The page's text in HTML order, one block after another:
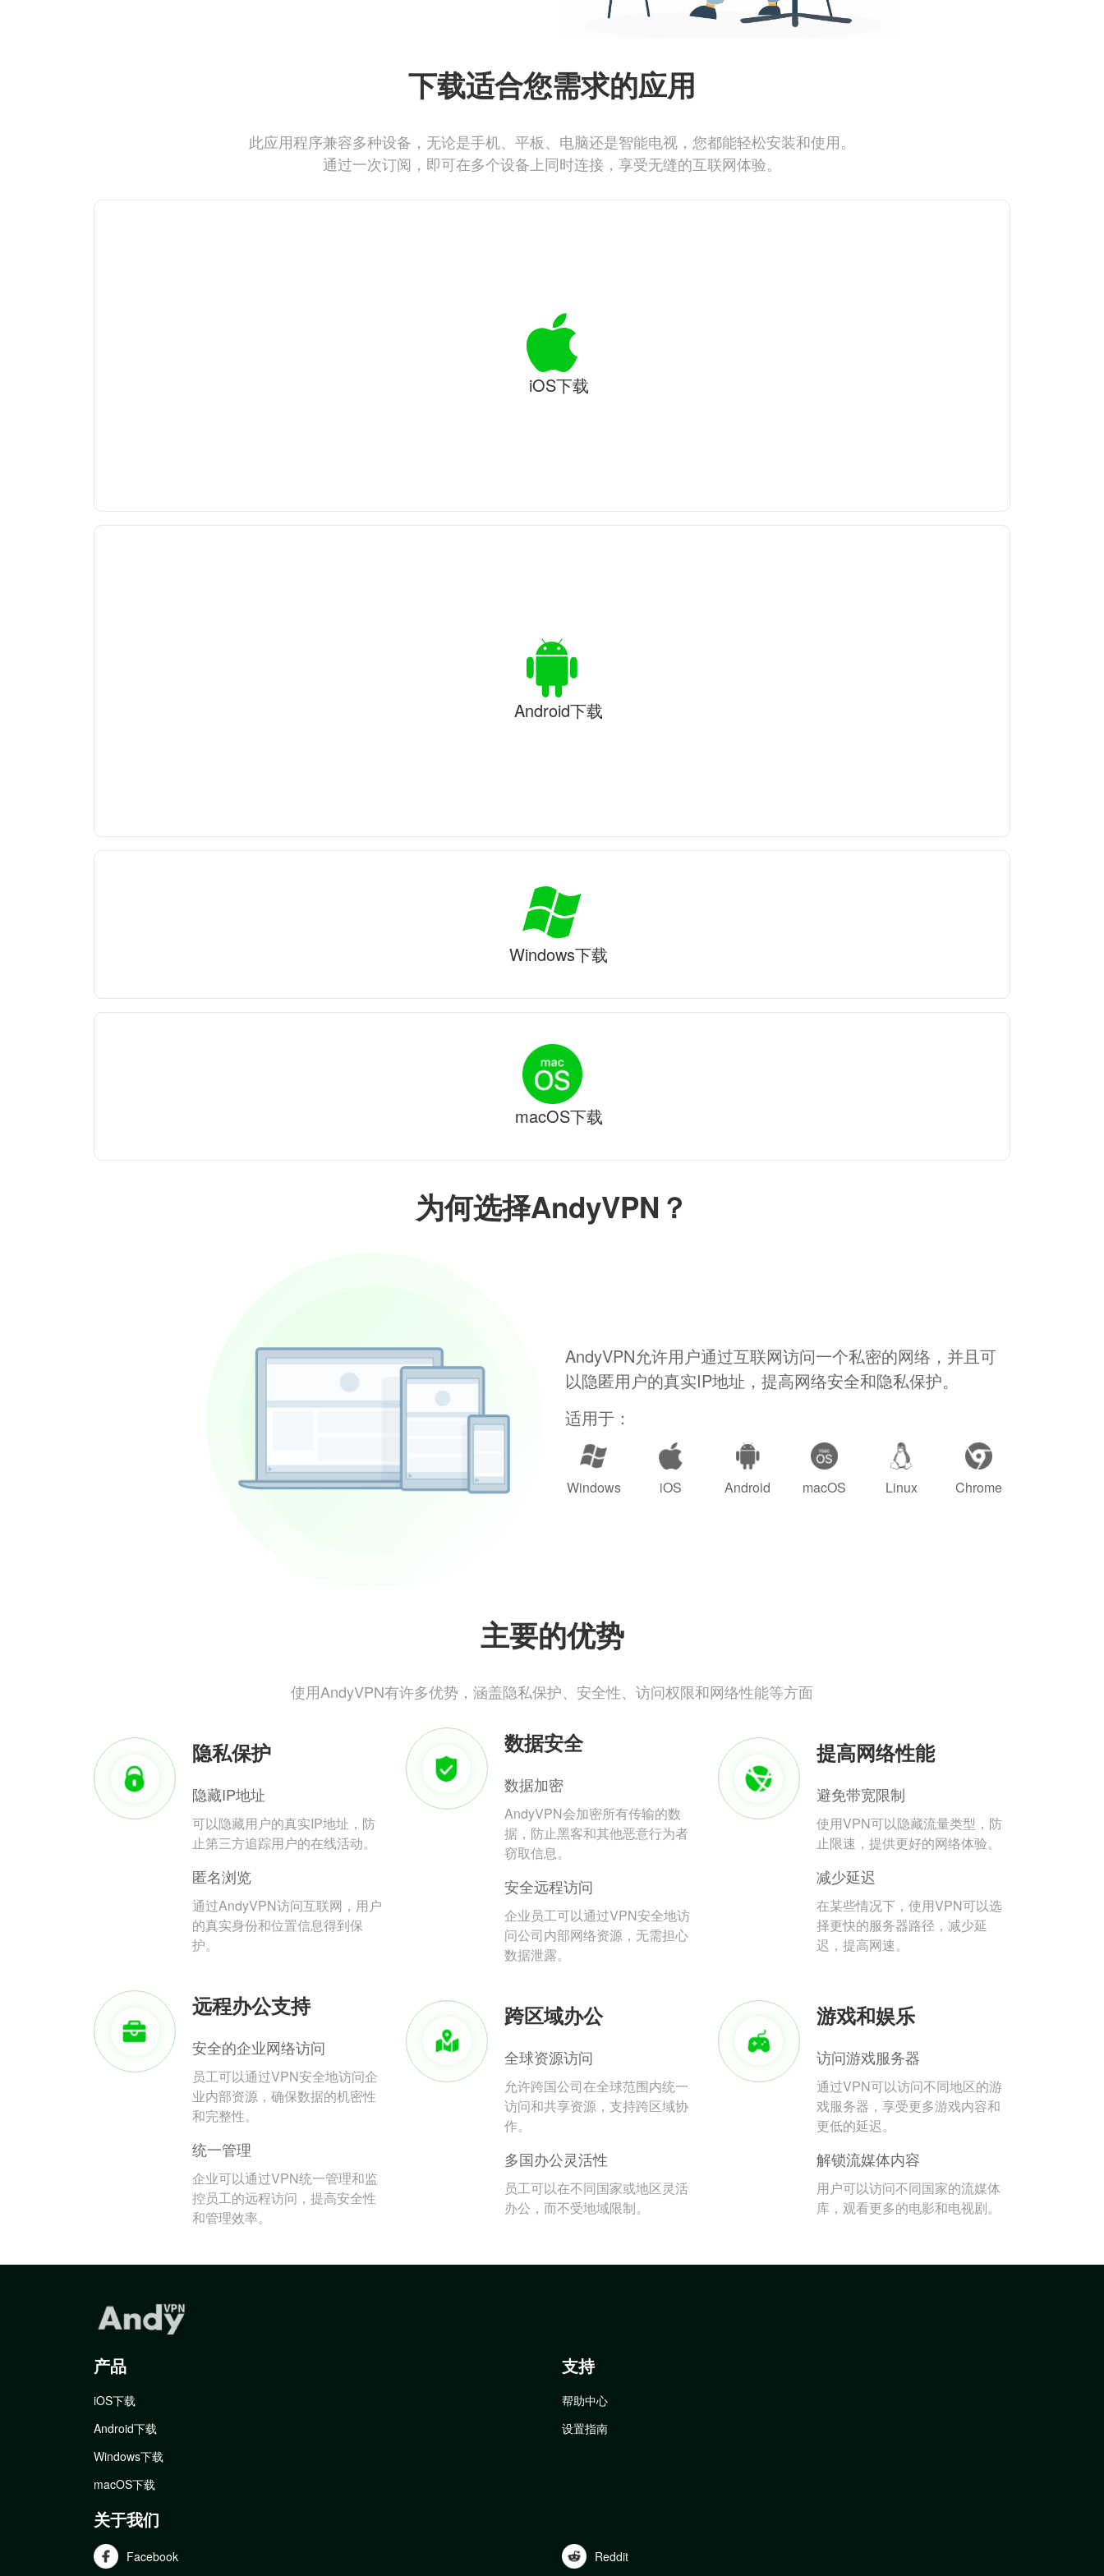
为何选择AndyVPN？
AndyVPN允许用户通过互联网访问一个私密的网络，并且可
以隐匿用户的真实IP地址，提高网络安全和隐私保护。
适用于：
Windows iOS Android macOS Linux Chrome
主要的优势
使用AndyVPN有许多优势，涵盖隐私保护、安全性、访问权限和网络性能等方面
隐私保护
隐藏IP地址
可以隐藏用户的真实IP地址，防
止第三方追踪用户的在线活动。
匿名浏览
通过AndyVPN访问互联网，用户
的真实身份和位置信息得到保
护。
数据安全
数据加密
AndyVPN会加密所有传输的数
据，防止黑客和其他恶意行为者
窃取信息。
安全远程访问
企业员工可以通过VPN安全地访
问公司内部网络资源，无需担心
数据泄露。
提高网络性能
避免带宽限制
使用VPN可以隐藏流量类型，防
止限速，提供更好的网络体验。
减少延迟
在某些情况下，使用VPN可以选
择更快的服务器路径，减少延
迟，提高网速。
远程办公支持
安全的企业网络访问
员工可以通过VPN安全地访问企
业内部资源，确保数据的机密性
和完整性。
统一管理
企业可以通过VPN统一管理和监
控员工的远程访问，提高安全性
和管理效率。
跨区域办公
全球资源访问
允许跨国公司在全球范围内统一
访问和共享资源，支持跨区域协
作。
多国办公灵活性
员工可以在不同国家或地区灵活
办公，而不受地域限制。
游戏和娱乐
访问游戏服务器
通过VPN可以访问不同地区的游
戏服务器，享受更多游戏内容和
更低的延迟。
解锁流媒体内容
用户可以访问不同国家的流媒体
库，观看更多的电影和电视剧。
下载适合您需求的应用
此应用程序兼容多种设备，无论是手机、平板、电脑还是智能电视，您都能轻松安装和使用。
通过一次订阅，即可在多个设备上同时连接，享受无缝的互联网体验。
iOS下载
Android下载
Windows下载
macOS下载
产品
iOS下载
Android下载
Windows下载
macOS下载
支持
帮助中心
设置指南
关于我们
Facebook Reddit